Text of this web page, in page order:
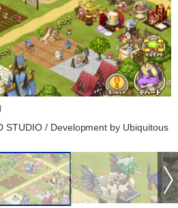
STUDIO / Development by Ubiquitous